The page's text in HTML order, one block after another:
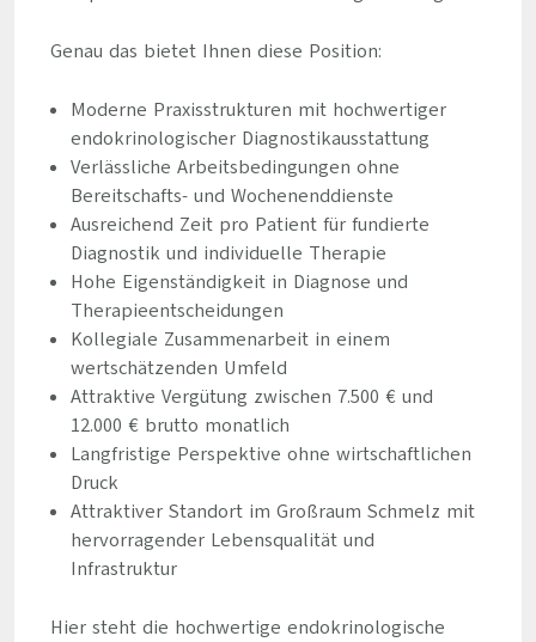
Genau das bietet Ihnen diese Position:
Moderne Praxisstrukturen mit hochwertiger
endokrinologischer Diagnostikausstattung
Verlässliche Arbeitsbedingungen ohne
Bereitschafts- und Wochenenddienste
Ausreichend Zeit pro Patient für fundierte
Diagnostik und individuelle Therapie
Hohe Eigenständigkeit in Diagnose und
Therapieentscheidungen
Kollegiale Zusammenarbeit in einem
wertschätzenden Umfeld
Attraktive Vergütung zwischen 7.500 € und
12.000 € brutto monatlich
Langfristige Perspektive ohne wirtschaftlichen
Druck
Attraktiver Standort im Großraum Schmelz mit
hervorragender Lebensqualität und
Infrastruktur
Hier steht die hochwertige endokrinologische